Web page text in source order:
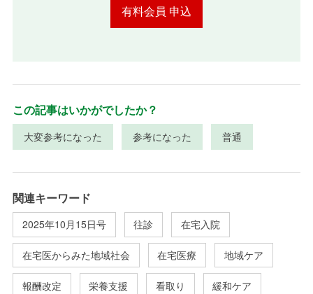
有料会員 申込
この記事はいかがでしたか？
大変参考になった 参考になった 普通
関連キーワード
2025年10月15日号 往診 在宅入院
在宅医からみた地域社会 在宅医療 地域ケア
報酬改定 栄養支援 看取り 緩和ケア